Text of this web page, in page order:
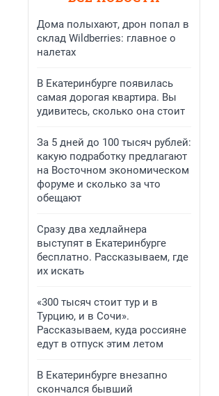
Дома полыхают, дрон попал в
склад Wildberries: главное о
налетах
В Екатеринбурге появилась
самая дорогая квартира. Вы
удивитесь, сколько она стоит
За 5 дней до 100 тысяч рублей:
какую подработку предлагают
на Восточном экономическом
форуме и сколько за что
обещают
Сразу два хедлайнера
выступят в Екатеринбурге
бесплатно. Рассказываем, где
их искать
«300 тысяч стоит тур и в
Турцию, и в Сочи».
Рассказываем, куда россияне
едут в отпуск этим летом
В Екатеринбурге внезапно
скончался бывший